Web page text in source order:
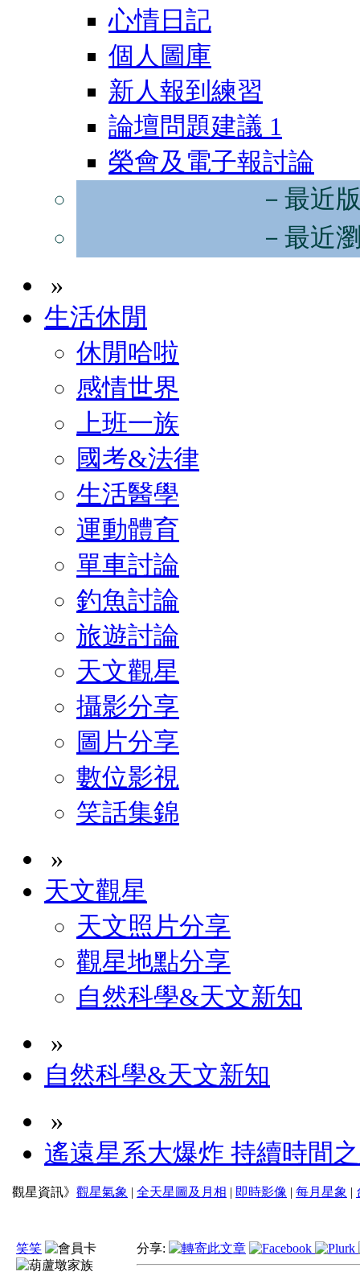
心情日記
個人圖庫
新人報到練習
論壇問題建議 1
榮會及電子報討論
－最近
－最近
»
生活休閒
休閒哈啦
感情世界
上班一族
國考&法律
生活醫學
運動體育
單車討論
釣魚討論
旅遊討論
天文觀星
攝影分享
圖片分享
數位影視
笑話集錦
»
天文觀星
天文照片分享
觀星地點分享
自然科學&天文新知
»
自然科學&天文新知
»
遙遠星系大爆炸 持續時間
觀星資訊》 觀星氣象 | 全天星圖及月相 | 即時影像 | 每月星象 |
笑笑 分享: